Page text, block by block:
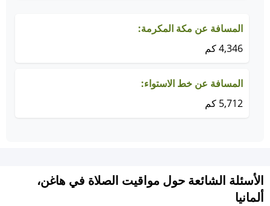
المسافة عن مكة المكرمة:
4,346 كم
المسافة عن خط الاستواء:
5,712 كم
الأسئلة الشائعة حول مواقيت الصلاة في هاغن،
ألمانيا